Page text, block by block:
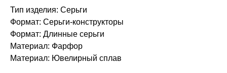
Тип изделия: Серьги
Формат: Серьги-конструкторы
Формат: Длинные серьги
Материал: Фарфор
Материал: Ювелирный сплав